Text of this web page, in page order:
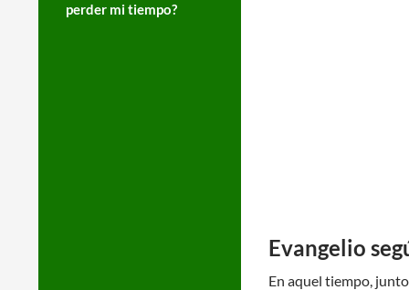
Evangelio
En aquel tiempo,
perder mi tiempo?